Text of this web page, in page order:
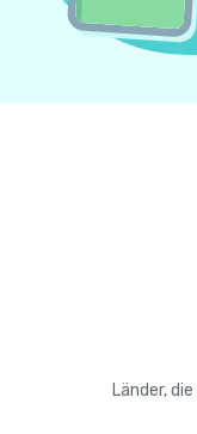
Länder,